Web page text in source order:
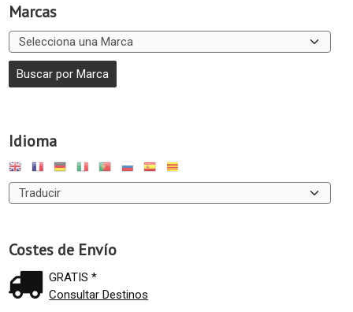
Marcas
Idioma
Costes de Envío
GRATIS *
Consultar Destinos